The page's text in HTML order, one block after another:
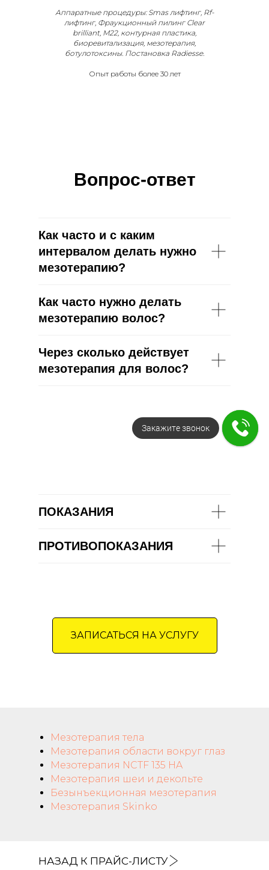
Аппаратные процедуры: Smas лифтинг, Rf-
лифтинг, Фраукционный пилинг Clear
brilliant, M22, контурная пластика,
биоревитализация, мезотерапия,
ботулотоксины. Постановка Radiesse.
Опыт работы более 30 лет
Вопрос-ответ
Как часто и с каким
интервалом делать нужно
мезотерапию?
Как часто нужно делать
мезотерапию волос?
Через сколько действует
мезотерапия для волос?
ПОКАЗАНИЯ
ПРОТИВОПОКАЗАНИЯ
ЗАПИСАТЬСЯ НА УСЛУГУ
Мезотерапия тела
Мезотерапия области вокруг глаз
Мезотерапия NCTF 135 HA
Мезотерапия шеи и декольте
Безынъекционная мезотерапия
Мезотерапия Skinko
НАЗАД К ПРАЙС-ЛИСТУ
Закажите звонок